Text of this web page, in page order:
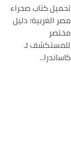
تحميل كتاب صحراء
مصر الغربية؛ دليل
مختصر
للمستكشف لـ
كاساندرا...